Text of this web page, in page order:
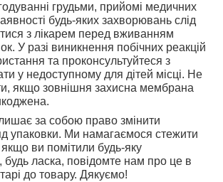
грудьми, прийомі медичних
будь-яких захворювань слід
з лікарем перед вживанням
У разі виникнення побічних реакцій
та проконсультуйтеся з
у недоступному для дітей місці. Не
якщо зовнішня захисна мембрана
за собою право змінити
упаковки. Ми намагаємося стежити
ви помітили будь-яку
будь ласка, повідомте нам про це в
до товару. Дякуємо!